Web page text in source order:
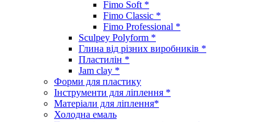
Fimo Soft *
Fimo Classic *
Fimo Professional *
Sculpey Polyform *
Глина від різних виробників *
Пластилін *
Jam clay *
Форми для пластику
Інструменти для ліплення *
Матеріали для ліплення*
Холодна емаль